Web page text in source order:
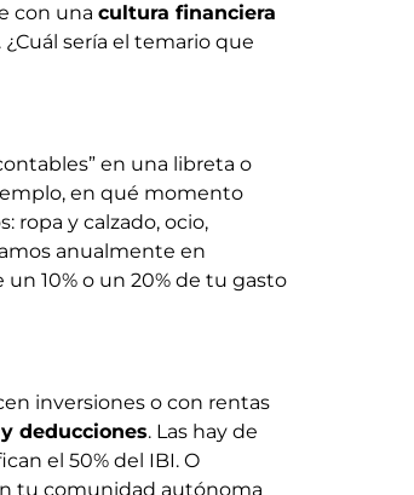
con una cultura financiera
sería el temario que
en una libreta o
en qué momento
ropa y calzado, ocio,
anualmente en
10% o un 20% de tu gasto
inversiones o con rentas
deducciones. Las hay de
el 50% del IBI. O
tu comunidad autónoma